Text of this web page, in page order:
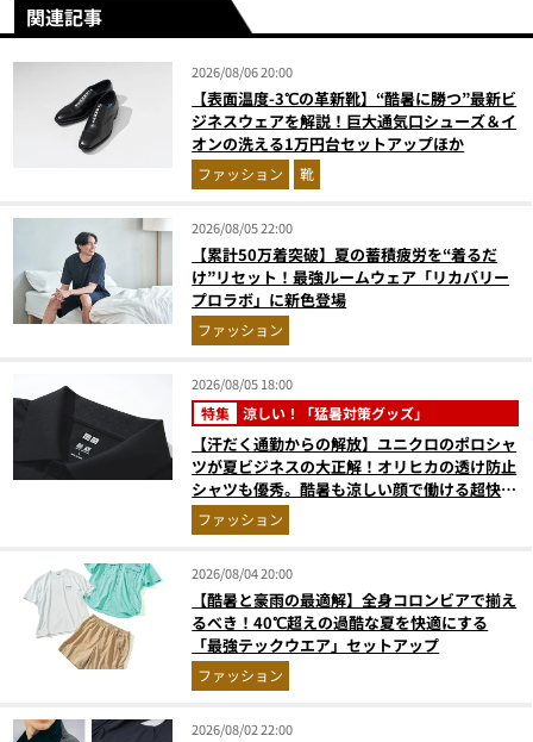
関連記事
2026/08/06 20:00
【表面温度-3℃の革新靴】“酷暑に勝つ”最新ビ
ジネスウェアを解説！巨大通気口シューズ＆イ
オンの洗える1万円台セットアップほか
ファッション 靴
2026/08/05 22:00
【累計50万着突破】夏の蓄積疲労を“着るだ
け”リセット！最強ルームウェア「リカバリー
プロラボ」に新色登場
ファッション
2026/08/05 18:00
特集 涼しい！「猛暑対策グッズ」
【汗だく通勤からの解放】ユニクロのポロシャ
ツが夏ビジネスの大正解！オリヒカの透け防止
シャツも優秀。酷暑も涼しい顔で働ける超快適
ウエアの実力
ファッション
2026/08/04 20:00
【酷暑と豪雨の最適解】全身コロンビアで揃え
るべき！40℃超えの過酷な夏を快適にする
「最強テックウエア」セットアップ
ファッション
2026/08/02 22:00